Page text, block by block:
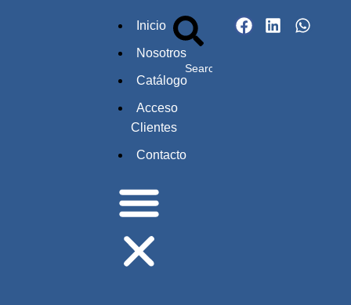
Inicio
Nosotros
Catálogo
Acceso
Clientes
Contacto